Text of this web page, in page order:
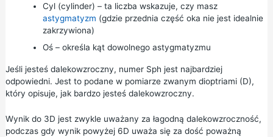
Cyl (cylinder) – ta liczba wskazuje, czy masz
astygmatyzm (gdzie przednia część oka nie jest idealnie
zakrzywiona)
Oś – określa kąt dowolnego astygmatyzmu
Jeśli jesteś dalekowzroczny, numer Sph jest najbardziej
odpowiedni. Jest to podane w pomiarze zwanym dioptriami (D),
który opisuje, jak bardzo jesteś dalekowzroczny.
Wynik do 3D jest zwykle uważany za łagodną dalekowzroczność,
podczas gdy wynik powyżej 6D uważa się za dość poważną